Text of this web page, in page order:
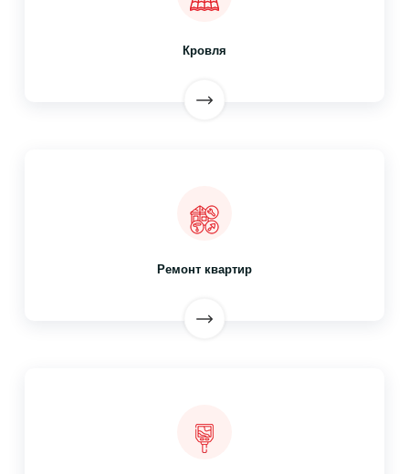
Кровля
Ремонт квартир